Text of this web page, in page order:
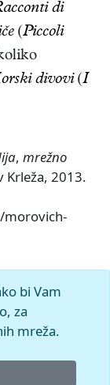
di
(Piccoli
divovi(I
, mrežno
Krleža, 2013.
morovich-
bi Vam
za
mreža.